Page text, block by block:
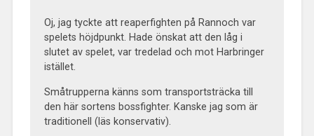
Oj, jag tyckte att reaperfighten på Rannoch var
spelets höjdpunkt. Hade önskat att den låg i
slutet av spelet, var tredelad och mot Harbringer
istället.
Småtrupperna känns som transportsträcka till
den här sortens bossfighter. Kanske jag som är
traditionell (läs konservativ).